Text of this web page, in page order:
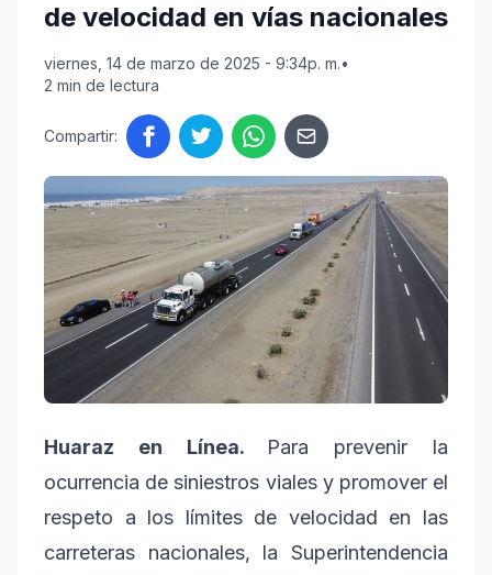
de velocidad en vías nacionales
viernes, 14 de marzo de 2025 - 9:34p. m.•
2 min de lectura
Compartir:
Huaraz en Línea. Para prevenir la
ocurrencia de siniestros viales y promover el
respeto a los límites de velocidad en las
carreteras nacionales, la Superintendencia